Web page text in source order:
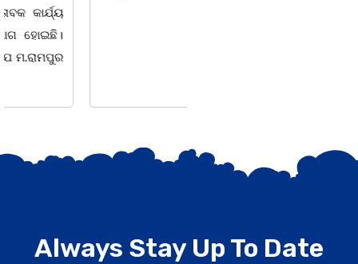
Always Stay Up To Date